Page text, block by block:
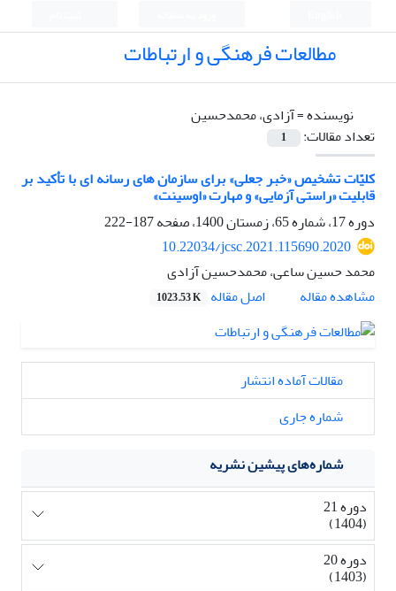
مطالعات فرهنگی و ارتباطات
نویسنده =آزادی، محمدحسین
تعداد مقالات:
1
کلیّات تشخیص «خبر جعلی» برای سازمان های رسانه ای با تأکید بر
قابلیت «راستی آزمایی» و مهارت «اوسینت»
دوره 17، شماره 65، زمستان 1400، صفحه
187-222
10.22034/jcsc.2021.115690.2020
محمد حسین ساعی، محمدحسین آزادی
مشاهده مقاله
اصل مقاله 1023.53 K
مقالات آماده انتشار
شماره جاری
شماره‌های پیشین نشریه
دوره 21
(1404)
دوره 20
(1403)